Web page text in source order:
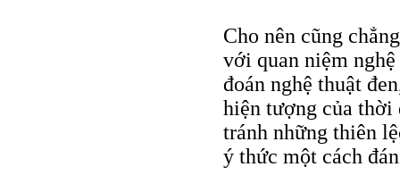
Cho nên cũng
với quan niệm
đoán nghệ thuật
hiện tượng của thời
tránh những thiên
ý thức một cách